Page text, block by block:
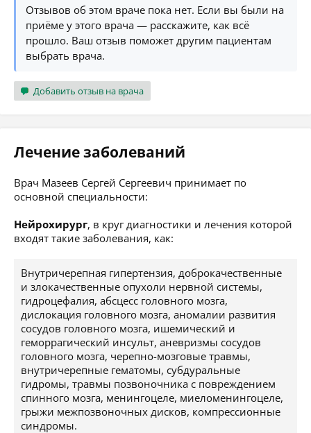
Отзывов об этом враче пока нет. Если вы были на
приёме у этого врача — расскажите, как всё
прошло. Ваш отзыв поможет другим пациентам
выбрать врача.
Добавить отзыв на врача
Лечение заболеваний
Врач Мазеев Сергей Сергеевич принимает по
основной специальности:
Нейрохирург, в круг диагностики и лечения которой
входят такие заболевания, как:
Внутричерепная гипертензия, доброкачественные
и злокачественные опухоли нервной системы,
гидроцефалия, абсцесс головного мозга,
дислокация головного мозга, аномалии развития
сосудов головного мозга, ишемический и
геморрагический инсульт, аневризмы сосудов
головного мозга, черепно-мозговые травмы,
внутричерепные гематомы, субдуральные
гидромы, травмы позвоночника с повреждением
спинного мозга, менингоцеле, миеломенингоцеле,
грыжи межпозвоночных дисков, компрессионные
синдромы.